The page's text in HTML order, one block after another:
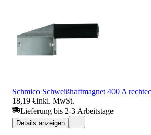
Schmico Schweißhaftmagnet 400 A
18,19 €inkl. MwSt.
Lieferung bis 2-3 Arbeitstage
Details anzeigen